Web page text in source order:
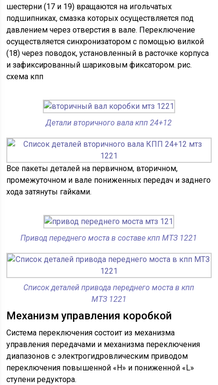
шестерни (17 и 19) вращаются на игольчатых
подшипниках, смазка которых осуществляется под
давлением через отверстия в вале. Переключение
осуществляется синхронизатором с помощью вилкой
(18) через поводок, установленный в расточке корпуса
и зафиксированный шариковым фиксатором. рис.
схема кпп
Детали вторичного вала кпп 24+12
Все пакеты деталей на первичном, вторичном,
промежуточном и вале пониженных передач и заднего
хода затянуты гайками.
Привод переднего моста в составе кпп МТЗ 1221
Список деталей привода переднего моста в кпп
МТЗ 1221
Механизм управления коробкой
Система переключения состоит из механизма
управления передачами и механизма переключения
диапазонов с электрогидровлическим приводом
переключения повышенной «Н» и пониженной «L»
ступени редуктора.